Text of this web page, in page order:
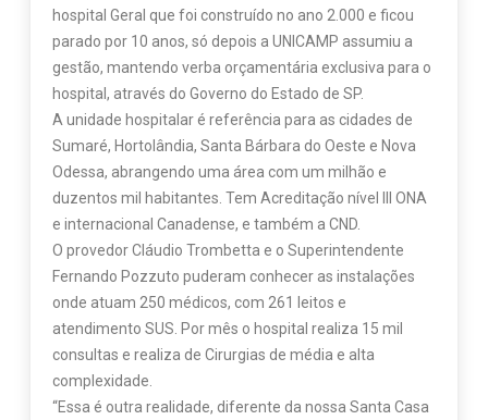
hospital Geral que foi construído no ano 2.000 e ficou
parado por 10 anos, só depois a UNICAMP assumiu a
gestão, mantendo verba orçamentária exclusiva para o
hospital, através do Governo do Estado de SP.
A unidade hospitalar é referência para as cidades de
Sumaré, Hortolândia, Santa Bárbara do Oeste e Nova
Odessa, abrangendo uma área com um milhão e
duzentos mil habitantes. Tem Acreditação nível III ONA
e internacional Canadense, e também a CND.
O provedor Cláudio Trombetta e o Superintendente
Fernando Pozzuto puderam conhecer as instalações
onde atuam 250 médicos, com 261 leitos e
atendimento SUS. Por mês o hospital realiza 15 mil
consultas e realiza de Cirurgias de média e alta
complexidade.
“Essa é outra realidade, diferente da nossa Santa Casa